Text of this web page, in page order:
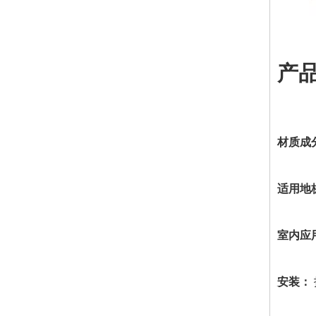
产
材质成
适用地
室内应
安装：